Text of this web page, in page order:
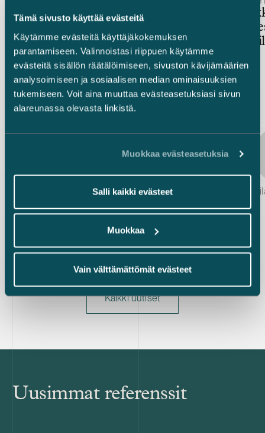
Tämä sivusto käyttää evästeitä
Käytämme evästeitä käyttäjäkokemuksen
parantamiseen. Valinnoistasi riippuen käytämme
evästeitä sisällön räätälöimiseen, sivuston kävijämäärien
analysoimiseen ja sosiaalisen median ominaisuuksien
tukemiseen. Voit aina muuttaa evästeasetuksiasi sivun
alareunassa olevasta linkistä.
Muokkaa evästeasetuksia
Salli kaikki evästeet
Muokkaa
Vain välttämättömät evästeet
Jakeluvelvoitteen
joustomekanismi avaa uusia
mahdollisuuksia
ilmastotavoitteiden
edistämiseen
etenee –
Kanerva
Kaikki uutiset
Uusimmat referenssit